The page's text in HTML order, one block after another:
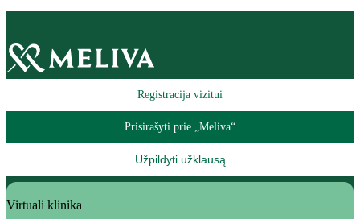
Registracija vizitui
Prisirašyti prie „Meliva“
Užpildyti užklausą
Virtuali klinika